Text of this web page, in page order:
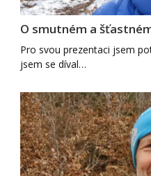
O smutném a
Pro svou prezentaci jsem
jsem se díval…